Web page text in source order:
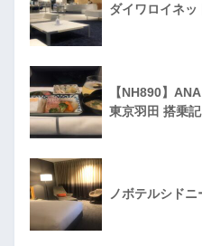
ダイワロイネ
【NH890】
東京羽田 搭乗記
ノボテルシド